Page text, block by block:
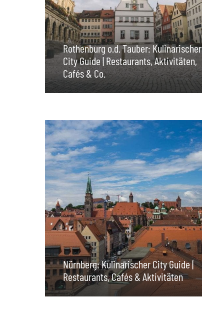
Rothenburg o.d. Tauber: Kulinarischer
City Guide | Restaurants, Aktivitäten,
Cafés & Co.
Nürnberg: Kulinarischer City Guide |
Restaurants, Cafés & Aktivitäten